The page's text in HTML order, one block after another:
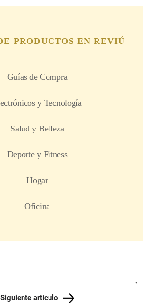
Siguiente artículo